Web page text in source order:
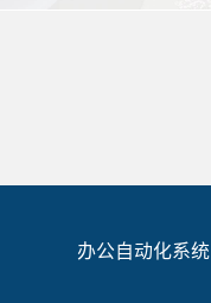
办公自动化系统